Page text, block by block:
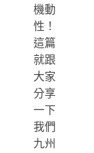
機動
性！
這篇
就跟
大家
分享
一下
我們
九州